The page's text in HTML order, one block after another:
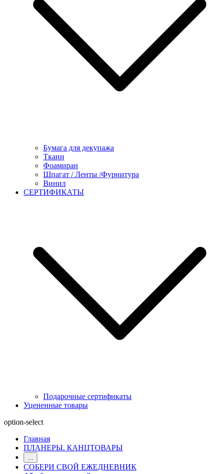
Бумага для декупажа
Ткани
Фоамиран
Шпагат / Ленты /Фурнитура
Винил
СЕРТИФИКАТЫ
Подарочные сертификаты
Уцененные товары
option-select
Главная
ПЛАНЕРЫ. КАНЦТОВАРЫ
СОБЕРИ СВОЙ ЕЖЕДНЕВНИК